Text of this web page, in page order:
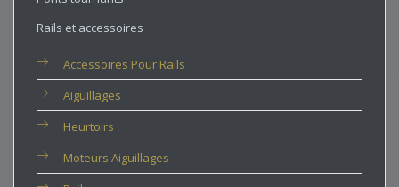
Rails et accessoires
Accessoires Pour Rails
Aiguillages
Heurtoirs
Moteurs Aiguillages